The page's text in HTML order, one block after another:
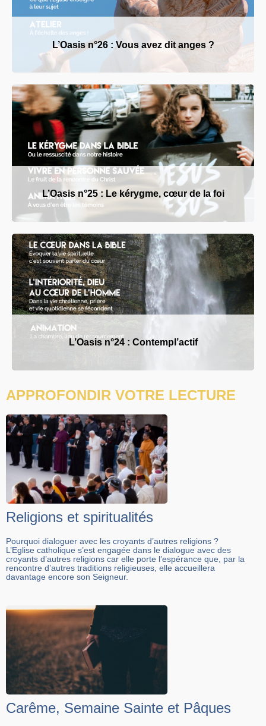
L’Oasis n°26 : Vous avez dit anges ?
L’Oasis n°25 : Le kérygme, cœur de la foi
L’Oasis n°24 : Contempl’actif
APPROFONDIR VOTRE LECTURE
Religions et spiritualités
Pourquoi dialoguer avec les croyants d’autres religions ?
L’Eglise catholique s’est engagée dans le dialogue avec des
croyants d’autres religions car elle porte l’espérance que, par la
rencontre d’autres traditions religieuses, elle accueillera
davantage encore son Seigneur.
Carême, Semaine Sainte et Pâques